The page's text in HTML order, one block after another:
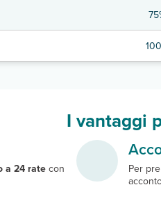
I vantaggi
a 24 rate con
Per